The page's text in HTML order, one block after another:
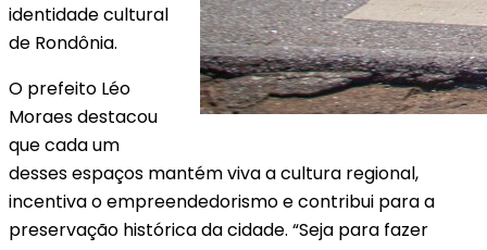
identidade cultural
de Rondônia.
O prefeito Léo
Moraes destacou
que cada um
desses espaços mantém viva a cultura regional,
incentiva o empreendedorismo e contribui para a
preservação histórica da cidade. “Seja para fazer